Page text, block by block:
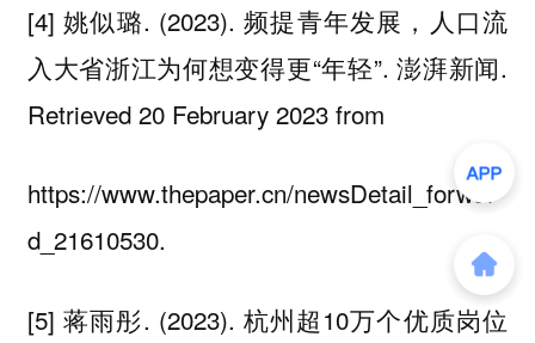
[4] 姚似璐. (2023). 频提青年发展，人口流
入大省浙江为何想变得更“年轻”. 澎湃新闻.
Retrieved 20 February 2023 from
https://www.thepaper.cn/newsDetail_forwar
d_21610530.
[5] 蒋雨彤. (2023). 杭州超10万个优质岗位